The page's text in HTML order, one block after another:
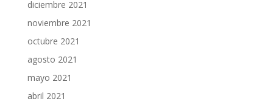
diciembre 2021
noviembre 2021
octubre 2021
agosto 2021
mayo 2021
abril 2021